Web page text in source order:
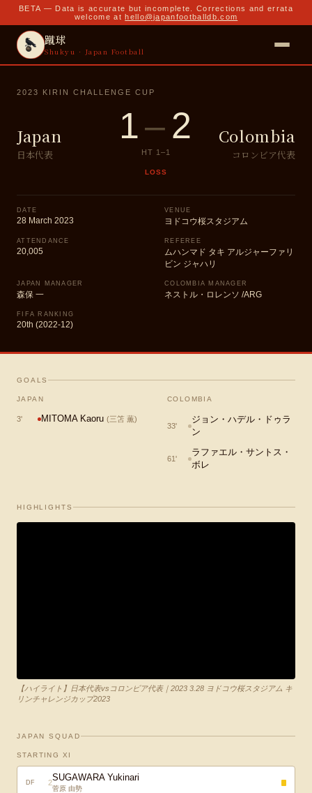
BETA — Data is accurate but incomplete. Corrections and errata
welcome at hello@japanfootballdb.com
蹴球
Shukyu · Japan Football
2023 KIRIN CHALLENGE CUP
Japan
日本代表
1–2
HT 1 –1
LOSS
Colombia
コロンビア代表
DATE
28 March 2023
VENUE
ヨドコウ桜スタジアム
ATTENDANCE
20,005
REFEREE
ムハンマド タキ アルジャーファリ
ビン ジャハリ
JAPAN MANAGER
森保 一
COLOMBIA MANAGER
ネストル・ロレンソ /ARG
FIFA RANKING
20th (2022-12)
GOALS
JAPAN
3' MITOMA Kaoru (三笘 薫)
COLOMBIA
33'
ジョン・ハデル・ドゥラ
ン
61'
ラファエル・サントス・
ボレ
HIGHLIGHTS
【ハイライト】日本代表vsコロンビア代表｜2023 3.28 ヨドコウ桜スタジアム キ
リンチャレンジカップ2023
JAPAN SQUAD
STARTING XI
DF 2SUGAWARA Yukinari
菅原 由勢